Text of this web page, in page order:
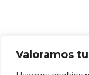
Valoramos